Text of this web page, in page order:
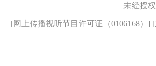
未经授
[网上传播视听节目许可证（0106168） ] [